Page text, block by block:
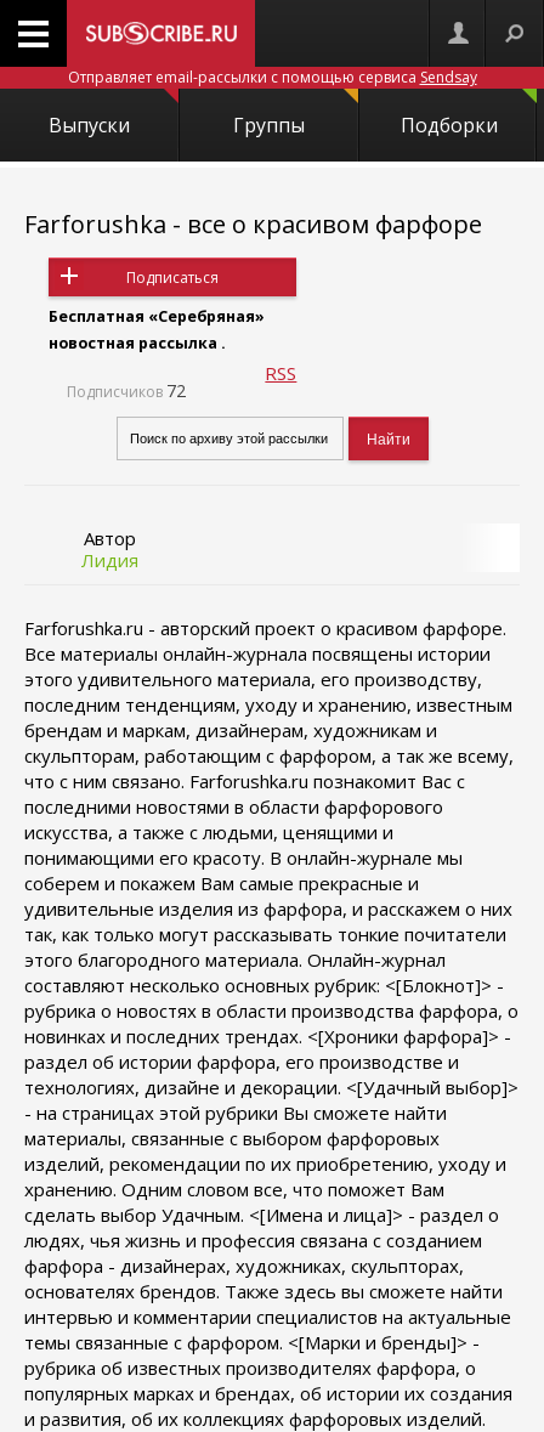
Отправляет email-рассылки с помощью сервиса Sendsay
Выпуски Группы Подборки
Farforushka - все о красивом фарфоре
Подписаться
Бесплатная «Серебряная»
новостная рассылка .
Подписчиков 72
RSS
Автор
Лидия
Farforushka.ru - авторский проект о красивом фарфоре.
Все материалы онлайн-журнала посвящены истории
этого удивительного материала, его производству,
последним тенденциям, уходу и хранению, известным
брендам и маркам, дизайнерам, художникам и
скульпторам, работающим с фарфором, а так же всему,
что с ним связано. Farforushka.ru познакомит Вас с
последними новостями в области фарфорового
искусства, а также с людьми, ценящими и
понимающими его красоту. В онлайн-журнале мы
соберем и покажем Вам самые прекрасные и
удивительные изделия из фарфора, и расскажем о них
так, как только могут рассказывать тонкие почитатели
этого благородного материала. Онлайн-журнал
составляют несколько основных рубрик: <[Блокнот]> -
рубрика о новостях в области производства фарфора, о
новинках и последних трендах. <[Хроники фарфора]> -
раздел об истории фарфора, его производстве и
технологиях, дизайне и декорации. <[Удачный выбор]>
- на страницах этой рубрики Вы сможете найти
материалы, связанные с выбором фарфоровых
изделий, рекомендации по их приобретению, уходу и
хранению. Одним словом все, что поможет Вам
сделать выбор Удачным. <[Имена и лица]> - раздел о
людях, чья жизнь и профессия связана с созданием
фарфора - дизайнерах, художниках, скульпторах,
основателях брендов. Также здесь вы сможете найти
интервью и комментарии специалистов на актуальные
темы связанные с фарфором. <[Марки и бренды]> -
рубрика об известных производителях фарфора, о
популярных марках и брендах, об истории их создания
и развития, об их коллекциях фарфоровых изделий.